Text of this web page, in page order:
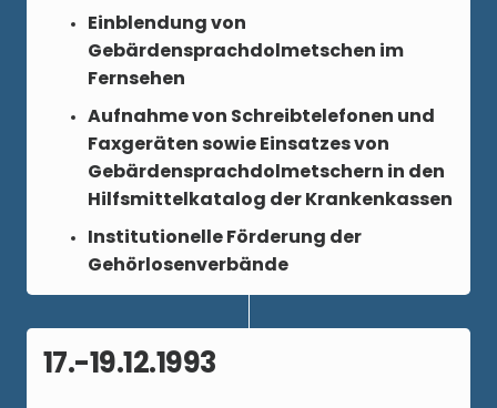
Einblendung von
Gebärdensprachdolmetschen im
Fernsehen
Aufnahme von Schreibtelefonen und
Faxgeräten sowie Einsatzes von
Gebärdensprachdolmetschern in den
Hilfsmittelkatalog der Krankenkassen
Institutionelle Förderung der
Gehörlosenverbände
17.-19.12.1993